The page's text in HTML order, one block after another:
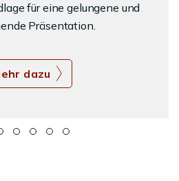
für eine gelungene und
Präsentation.
dazu